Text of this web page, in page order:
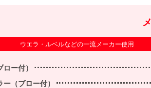
ウエラ・ルベルなどの一流メーカー使用
ー付）
（ブロー付）